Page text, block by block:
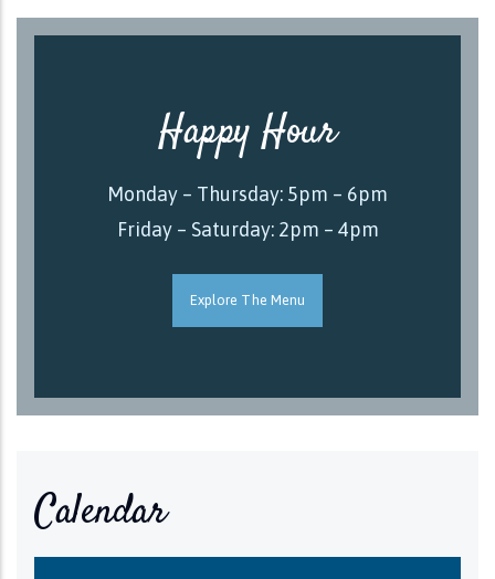
Happy Hour
Monday – Thursday: 5pm – 6pm
Friday – Saturday: 2pm – 4pm
Explore The Menu
Calendar